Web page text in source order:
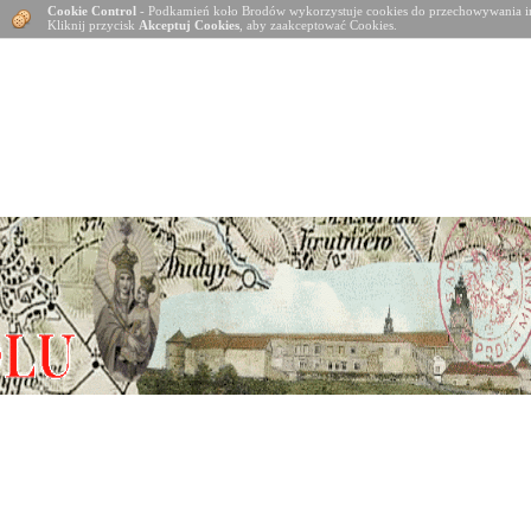
Cookie Control - Podkamień koło Brodów wykorzystuje cookies do
Kliknij przycisk Akceptuj Cookies , aby zaakceptować Cookies.